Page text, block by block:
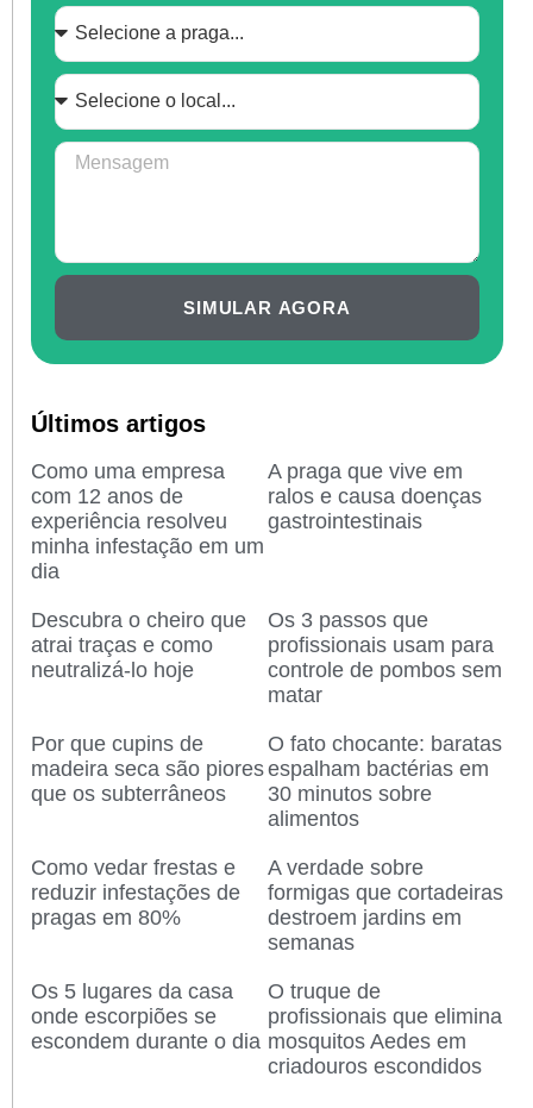
SIMULAR AGORA
Últimos artigos
Como uma empresa
com 12 anos de
experiência resolveu
minha infestação em um
dia
A praga que vive em
ralos e causa doenças
gastrointestinais
Descubra o cheiro que
atrai traças e como
neutralizá-lo hoje
Os 3 passos que
profissionais usam para
controle de pombos sem
matar
Por que cupins de
madeira seca são piores
que os subterrâneos
O fato chocante: baratas
espalham bactérias em
30 minutos sobre
alimentos
Como vedar frestas e
reduzir infestações de
pragas em 80%
A verdade sobre
formigas que cortadeiras
destroem jardins em
semanas
Os 5 lugares da casa
onde escorpiões se
escondem durante o dia
O truque de
profissionais que elimina
mosquitos Aedes em
criadouros escondidos